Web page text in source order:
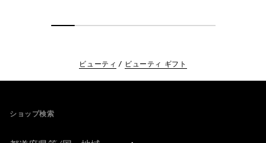
ビューティ ビューティ ギフト
ショップ検索